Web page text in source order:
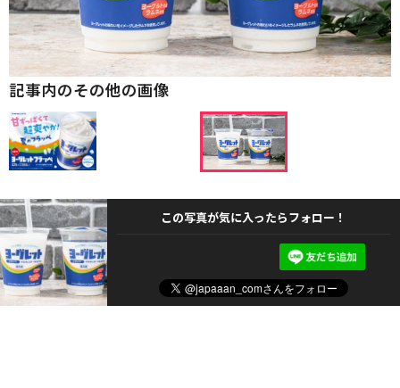
記事内のその他の画像
この写真が気に入ったらフォロー！